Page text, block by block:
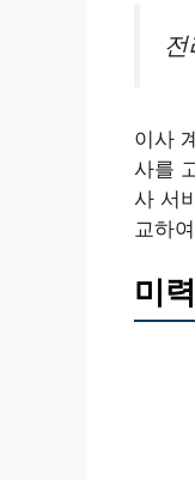
이사
사를
사 서
교하
미